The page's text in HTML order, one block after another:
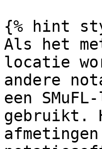
{% hint
Als het
locatie
andere
een
gebruikt.